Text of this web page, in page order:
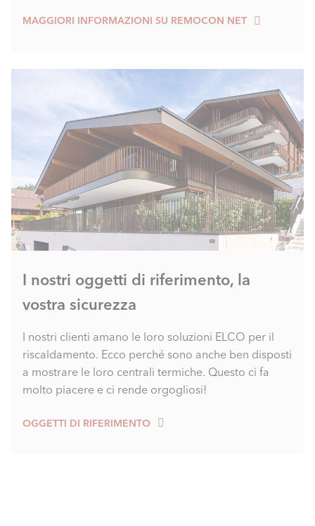
MAGGIORI INFORMAZIONI SU REMOCON NET
I nostri oggetti di riferimento, la
vostra sicurezza
I nostri clienti amano le loro soluzioni ELCO per il
riscaldamento. Ecco perché sono anche ben disposti
a mostrare le loro centrali termiche. Questo ci fa
molto piacere e ci rende orgogliosi!
OGGETTI DI RIFERIMENTO